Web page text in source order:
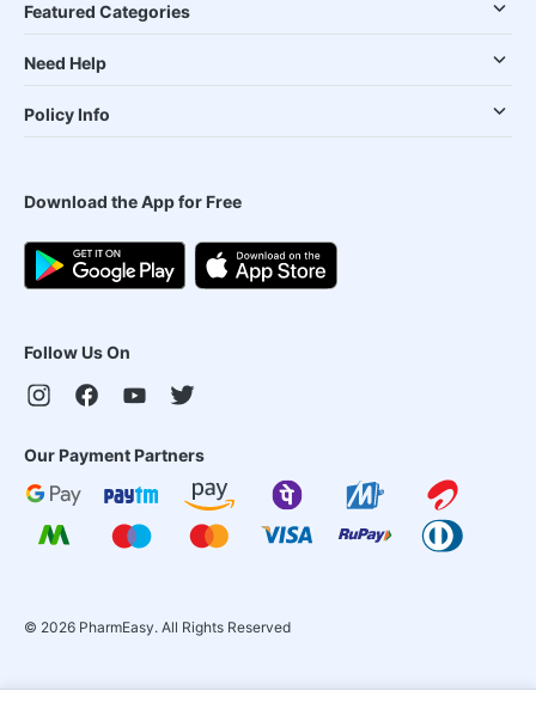
Featured Categories
Need Help
Policy Info
Download the App for Free
Follow Us On
Our Payment Partners
© 2026 PharmEasy. All Rights Reserved